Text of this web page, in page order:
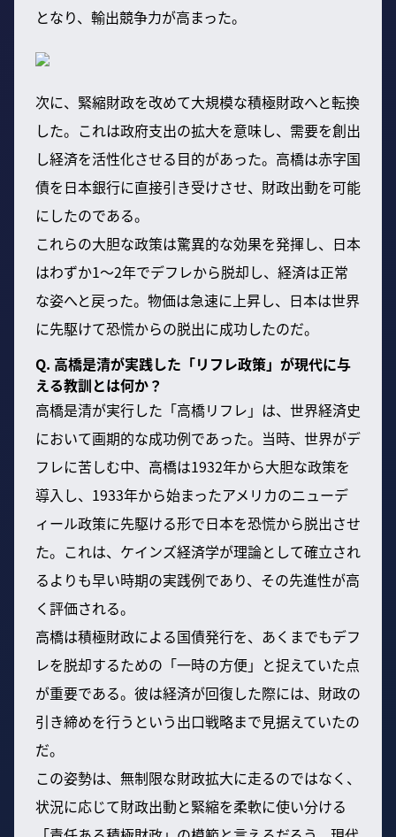
となり、輸出競争力が高まった。
次に、緊縮財政を改めて大規模な積極財政へと転換
した。これは政府支出の拡大を意味し、需要を創出
し経済を活性化させる目的があった。高橋は赤字国
債を日本銀行に直接引き受けさせ、財政出動を可能
にしたのである。
これらの大胆な政策は驚異的な効果を発揮し、日本
はわずか1〜2年でデフレから脱却し、経済は正常
な姿へと戻った。物価は急速に上昇し、日本は世界
に先駆けて恐慌からの脱出に成功したのだ。
Q. 高橋是清が実践した「リフレ政策」が現代に与
える教訓とは何か？
高橋是清が実行した「高橋リフレ」は、世界経済史
において画期的な成功例であった。当時、世界がデ
フレに苦しむ中、高橋は1932年から大胆な政策を
導入し、1933年から始まったアメリカのニューデ
ィール政策に先駆ける形で日本を恐慌から脱出させ
た。これは、ケインズ経済学が理論として確立され
るよりも早い時期の実践例であり、その先進性が高
く評価される。
高橋は積極財政による国債発行を、あくまでもデフ
レを脱却するための「一時の方便」と捉えていた点
が重要である。彼は経済が回復した際には、財政の
引き締めを行うという出口戦略まで見据えていたの
だ。
この姿勢は、無制限な財政拡大に走るのではなく、
状況に応じて財政出動と緊縮を柔軟に使い分ける